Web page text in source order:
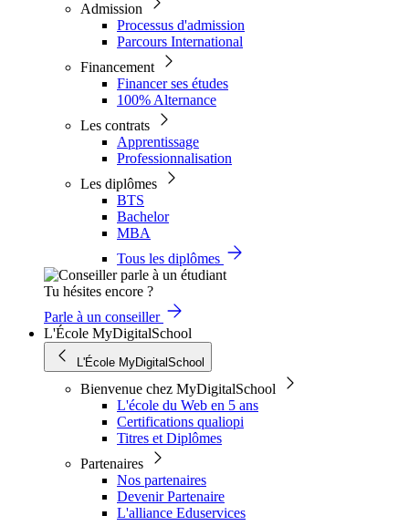
Admission
Processus d'admission
Parcours International
Financement
Financer ses études
100% Alternance
Les contrats
Apprentissage
Professionnalisation
Les diplômes
BTS
Bachelor
MBA
Tous les diplômes
Tu hésites encore ?
Parle à un conseiller
L'École MyDigitalSchool
L'École MyDigitalSchool
Bienvenue chez MyDigitalSchool
L'école du Web en 5 ans
Certifications qualiopi
Titres et Diplômes
Partenaires
Nos partenaires
Devenir Partenaire
L'alliance Eduservices